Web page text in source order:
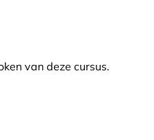
van deze cursus.